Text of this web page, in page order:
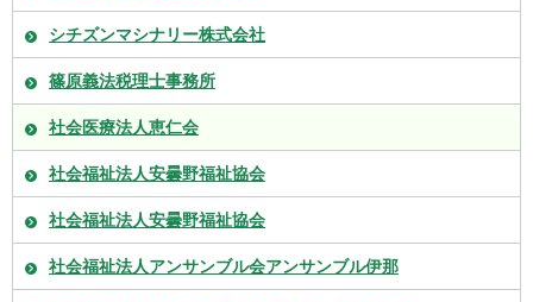
シチズンマシナリー株式会社
篠原義法税理士事務所
社会医療法人恵仁会
社会福祉法人安曇野福祉協会
社会福祉法人安曇野福祉協会
社会福祉法人アンサンブル会アンサンブル伊那